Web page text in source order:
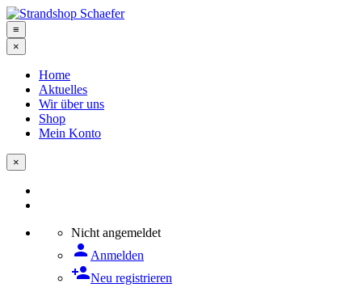
≡
×
Home
Aktuelles
Wir über uns
Shop
Mein Konto
×
Nicht angemeldet
person Anmelden
person_addNeu registrieren